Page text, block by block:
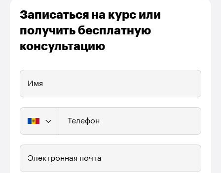
Записаться на курс или
получить бесплатную
консультацию
Имя
Телефон
Электронная почта